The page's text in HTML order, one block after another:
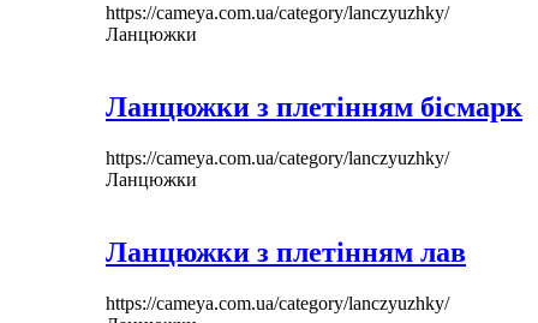
https://cameya.com.ua/category/lanczyuzhky/
Ланцюжки
Ланцюжки з плетінням бісмарк
https://cameya.com.ua/category/lanczyuzhky/
Ланцюжки
Ланцюжки з плетінням лав
https://cameya.com.ua/category/lanczyuzhky/